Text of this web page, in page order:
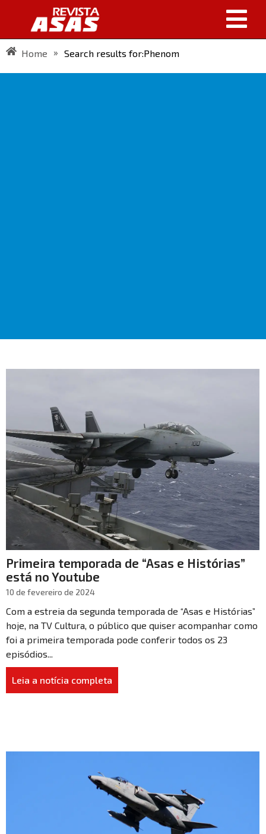
Home » Search results for:Phenom
Primeira temporada de “Asas e Histórias”
está no Youtube
10 de fevereiro de 2024
Com a estreia da segunda temporada de “Asas e Histórias”
hoje, na TV Cultura, o público que quiser acompanhar como
foi a primeira temporada pode conferir todos os 23
episódios...
Leia a notícia completa